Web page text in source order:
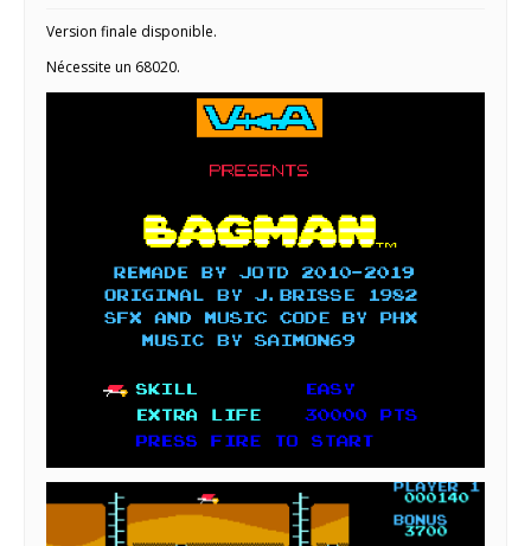
Version finale disponible.
Nécessite un 68020.